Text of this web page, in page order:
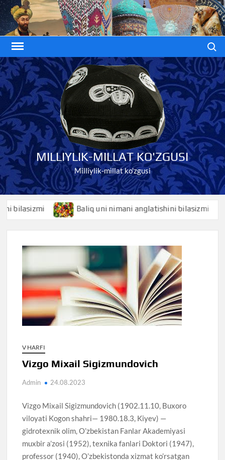
Skip
to
content
MILLIYLIK-MILLAT KO'ZGUSI
Milliylik-millat ko'zgusi
Baliq uni nimani anglatishini bilasizmi
V HARFI
Vizgo Mixail Sigizmundovich
Admin 24.08.2023
Vizgo Mixail Sigizmundovich (1902.11.10, Buxoro
viloyati Kogon shahri— 1980.18.3, Kiyev) —
gidrotexnik olim, O’zbekistan Fanlar Akademiyasi
muxbir a’zosi (1952), texnika fanlari Doktori (1947),
professor (1940), O’zbekistonda xizmat ko’rsatgan